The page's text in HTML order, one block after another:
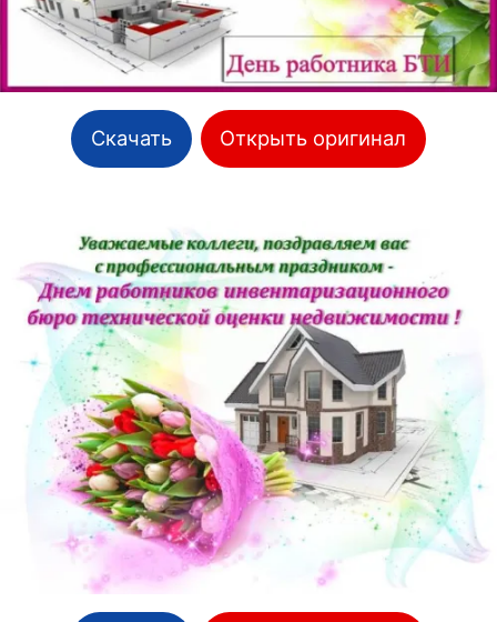
Скачать Открыть оригинал